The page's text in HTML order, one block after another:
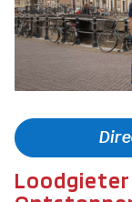
Loodgieter